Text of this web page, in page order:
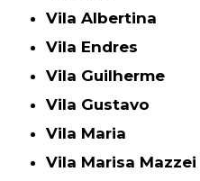
Vila Albertina
Vila Endres
Vila Guilherme
Vila Gustavo
Vila Maria
Vila Marisa Mazzei